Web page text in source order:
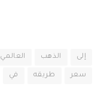
إلى الذهب العالمي
سعر طريقه في